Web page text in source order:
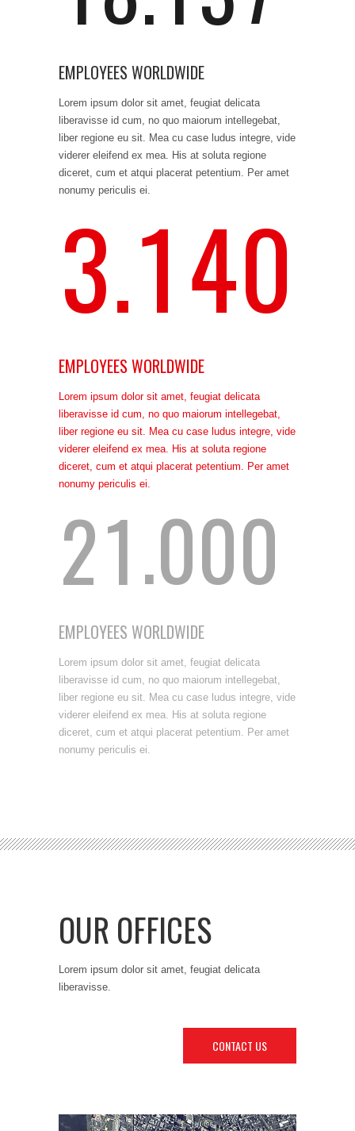
EMPLOYEES WORLDWIDE
Lorem ipsum dolor sit amet, feugiat delicata
liberavisse id cum, no quo maiorum intellegebat,
liber regione eu sit. Mea cu case ludus integre, vide
viderer eleifend ex mea. His at soluta regione
diceret, cum et atqui placerat petentium. Per amet
nonumy periculis ei.
1
2
3.
0
1
2
3
40
EMPLOYEES WORLDWIDE
Lorem ipsum dolor sit amet, feugiat delicata
liberavisse id cum, no quo maiorum intellegebat,
liber regione eu sit. Mea cu case ludus integre, vide
viderer eleifend ex mea. His at soluta regione
diceret, cum et atqui placerat petentium. Per amet
nonumy periculis ei.
0
1
2
0
1.000
EMPLOYEES WORLDWIDE
Lorem ipsum dolor sit amet, feugiat delicata
liberavisse id cum, no quo maiorum intellegebat,
liber regione eu sit. Mea cu case ludus integre, vide
viderer eleifend ex mea. His at soluta regione
diceret, cum et atqui placerat petentium. Per amet
nonumy periculis ei.
OUR OFFICES
Lorem ipsum dolor sit amet, feugiat delicata
liberavisse.
CONTACT US